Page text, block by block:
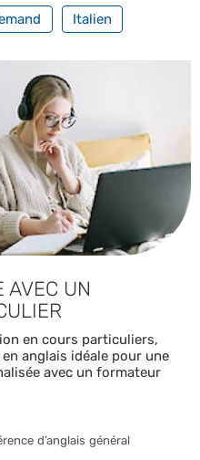
Italien
AVEC UN
en cours particuliers,
anglais idéale pour une
avec un formateur
d’anglais général